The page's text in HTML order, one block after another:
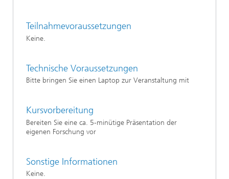
Teilnahmevoraussetzungen
Keine.
Technische Voraussetzungen
Bitte bringen Sie einen Laptop zur Veranstaltung mit
Kursvorbereitung
Bereiten Sie eine ca. 5-minütige Präsentation der
eigenen Forschung vor
Sonstige Informationen
Keine.